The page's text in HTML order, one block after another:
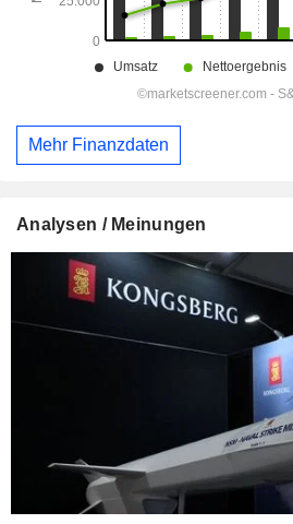
Mehr Finanzdaten
Analysen / Meinungen